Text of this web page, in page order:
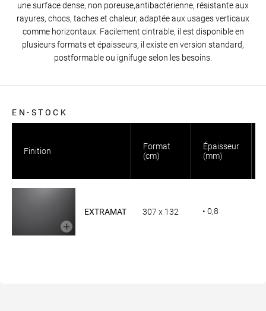
une surface dense, non poreuse,antibactérienne, résistante aux
rayures, chocs, taches et chaleur, adaptée aux usages verticaux
comme horizontaux. Facilement cintrable, il est disponible en
plusieurs formats et épaisseurs, il existe en version standard,
postformable ou ignifuge selon les besoins.
EN-STOCK
Finition
Format
(cm)
Épaisseur
(mm)
EXTRAMAT 307 x 132 • 0,8